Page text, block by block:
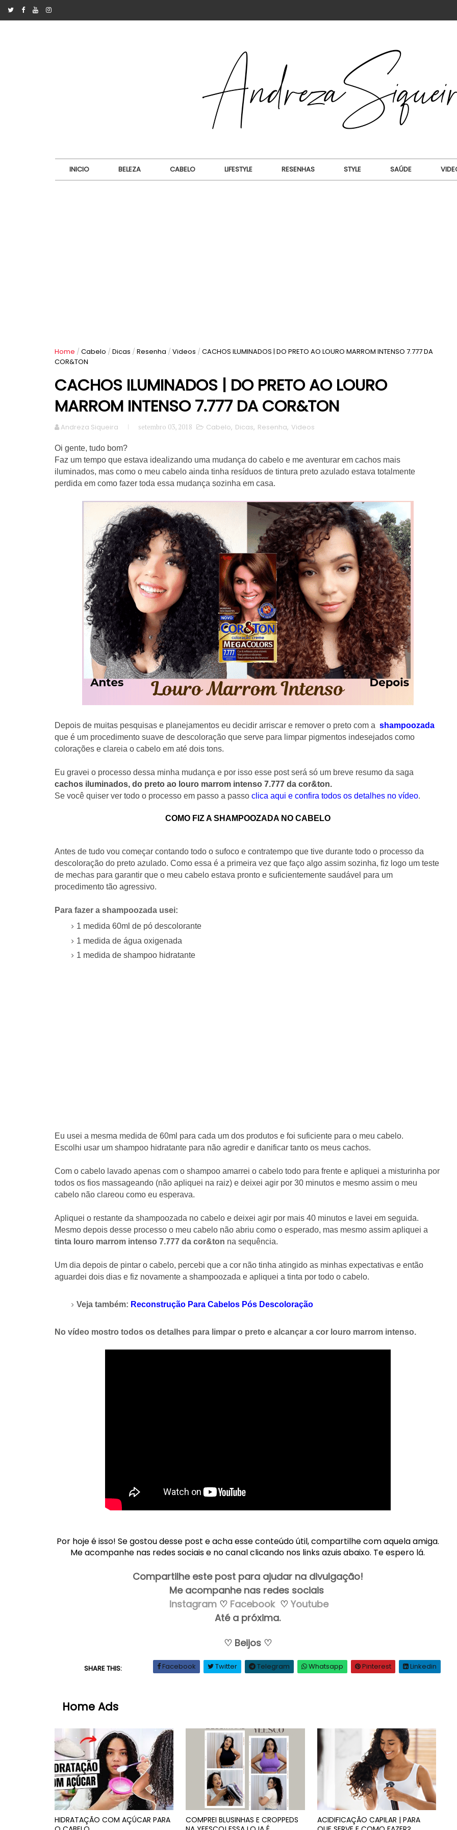
INICIO BELEZA CABELO LIFESTYLE RESENHAS STYLE SAÚDE
Home / Cabelo / Dicas / Resenha / Videos / CACHOS ILUMINADOS | DO PRETO AO LOURO MARROM INTENSO 7.777 DA
COR&TON
CACHOS ILUMINADOS | DO PRETO AO LOURO
MARROM INTENSO 7.777 DA COR&TON
Andreza Siqueira setembro 03, 2018 Cabelo, Dicas, Resenha, Videos
Oi gente, tudo bom?
Faz um tempo que estava idealizando uma mudança do cabelo e me aventurar em cachos mais
iluminados, mas como o meu cabelo ainda tinha resíduos de tintura preto azulado estava totalmente
perdida em como fazer toda essa mudança sozinha em casa.
Depois de muitas pesquisas e planejamentos eu decidir arriscar e remover o preto com a shampoozada
que é um procedimento suave de descoloração que serve para limpar pigmentos indesejados como
colorações e clareia o cabelo em até dois tons.
Eu gravei o processo dessa minha mudança e por isso esse post será só um breve resumo da saga
cachos iluminados, do preto ao louro marrom intenso 7.777 da cor&ton.
Se você quiser ver todo o processo em passo a passo clica aqui e confira todos os detalhes no vídeo.
COMO FIZ A SHAMPOOZADA NO CABELO
Antes de tudo vou começar contando todo o sufoco e contratempo que tive durante todo o processo da
descoloração do preto azulado. Como essa é a primeira vez que faço algo assim sozinha, fiz logo um teste
de mechas para garantir que o meu cabelo estava pronto e suficientemente saudável para um
procedimento tão agressivo.
Para fazer a shampoozada usei:
1 medida 60ml de pó descolorante
1 medida de água oxigenada
1 medida de shampoo hidratante
Eu usei a mesma medida de 60ml para cada um dos produtos e foi suficiente para o meu cabelo.
Escolhi usar um shampoo hidratante para não agredir e danificar tanto os meus cachos.
Com o cabelo lavado apenas com o shampoo amarrei o cabelo todo para frente e apliquei a misturinha por
todos os fios massageando (não apliquei na raiz) e deixei agir por 30 minutos e mesmo assim o meu
cabelo não clareou como eu esperava.
Apliquei o restante da shampoozada no cabelo e deixei agir por mais 40 minutos e lavei em seguida.
Mesmo depois desse processo o meu cabelo não abriu como o esperado, mas mesmo assim apliquei a
tinta louro marrom intenso 7.777 da cor&ton na sequência.
Um dia depois de pintar o cabelo, percebi que a cor não tinha atingido as minhas expectativas e então
aguardei dois dias e fiz novamente a shampoozada e apliquei a tinta por todo o cabelo.
Veja também: Reconstrução Para Cabelos Pós Descoloração
No vídeo mostro todos os detalhes para limpar o preto e alcançar a cor louro marrom intenso.
Por hoje é isso! Se gostou desse post e acha esse conteúdo útil, compartilhe com aquela amiga.
Me acompanhe nas redes sociais e no canal clicando nos links azuis abaixo. Te espero lá.
Compartilhe este post para ajudar na divulgação!
Me acompanhe nas redes sociais
Instagram ♡ Facebook ♡ Youtube
Até a próxima.
♡ Beijos ♡
SHARE THIS: Facebook Twitter Telegram Whatsapp Pinterest Linkedin
Home Ads
HIDRATAÇÃO COM AÇÚCAR PARA
COMPREI BLUSINHAS E CROPPEDS
ACIDIFICAÇÃO CAPILAR | PARA